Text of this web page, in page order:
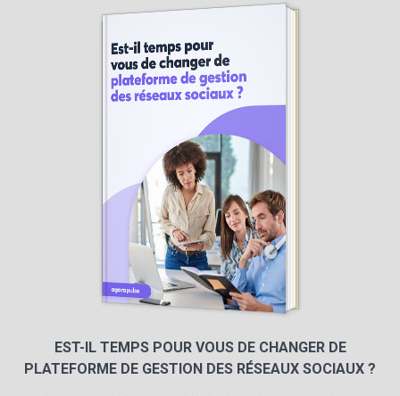
EST-IL TEMPS POUR VOUS DE CHANGER DE
PLATEFORME DE GESTION DES RÉSEAUX SOCIAUX ?